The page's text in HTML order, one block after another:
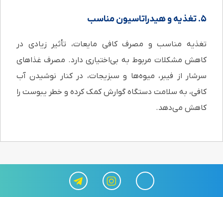
۵. تغذیه و هیدراتاسیون مناسب
تغذیه مناسب و مصرف کافی مایعات، تأثیر زیادی در
کاهش مشکلات مربوط به بی‌اختیاری دارد. مصرف غذاهای
سرشار از فیبر، میوه‌ها و سبزیجات، در کنار نوشیدن آب
کافی، به سلامت دستگاه گوارش کمک کرده و خطر یبوست را
کاهش می‌دهد.